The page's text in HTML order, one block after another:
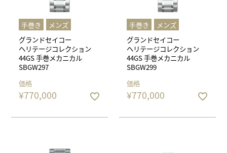
⼿巻き
メンズ
グランドセイコー
ヘリテージコレクション
44GS 手巻メカニカル
SBGW297
価格
¥770,000
⼿巻き
メンズ
グランドセイコー
ヘリテージコレクション
44GS 手巻メカニカル
SBGW299
価格
¥770,000